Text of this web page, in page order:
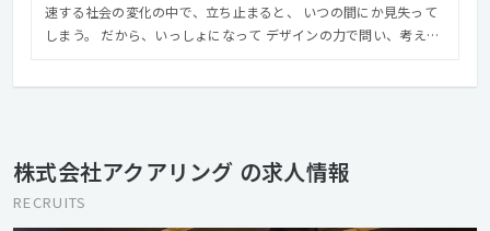
速する社会の変化の中で、立ち止まると、 いつの間にか見失って
しまう。 だから、いっしょになって デザインの力で問い、考え、
門性が集まって仲間となることが、アクアリングの提供価値。 デ
ザインの力で向かうべき未来を見つけることを社会に貢献できる
株式会社アクアリング の求人情報
RECRUITS